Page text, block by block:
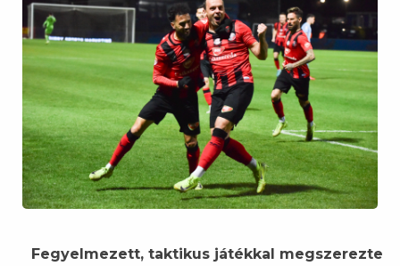
Fegyelmezett, taktikus játékkal megszerezte